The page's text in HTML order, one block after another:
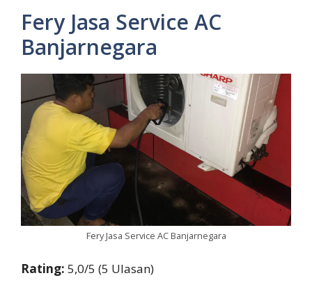
Fery Jasa Service AC
Banjarnegara
Fery Jasa Service AC Banjarnegara
Rating: 5,0/5 (5 Ulasan)